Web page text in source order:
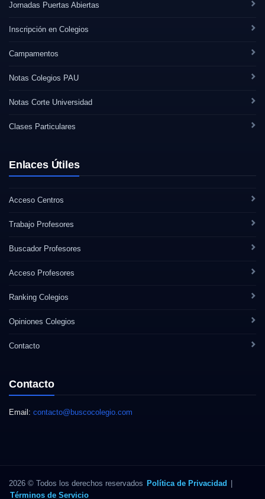
Jornadas Puertas Abiertas
Inscripción en Colegios
Campamentos
Notas Colegios PAU
Notas Corte Universidad
Clases Particulares
Enlaces Útiles
Acceso Centros
Trabajo Profesores
Buscador Profesores
Acceso Profesores
Ranking Colegios
Opiniones Colegios
Contacto
Contacto
Email: contacto@buscocolegio.com
2026 © Todos los derechos reservados Política de Privacidad
Términos de Servicio